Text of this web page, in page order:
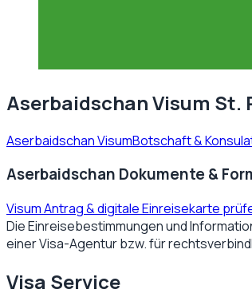
Aserbaidschan Visum St.
Aserbaidschan VisumBotschaft &
Aserbaidschan Dokumente &
Visum Antrag & digitale Einreisekarte
Die Einreisebestimmungen und
einer Visa-Agentur bzw. für
Visa Service